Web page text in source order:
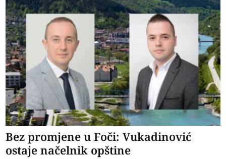
Bez promjene u Foči: Vukadinović
ostaje načelnik opštine